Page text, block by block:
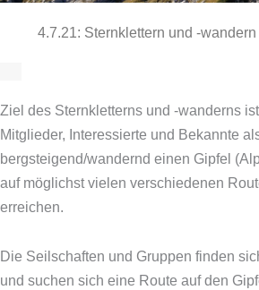
4.7.21: Sternklettern und -
Ziel des Sternkletterns und -wanderns
Mitglieder, Interessierte und Bekannte
bergsteigend/wandernd einen Gipfel
auf möglichst vielen verschiedenen
erreichen.
Die Seilschaften und Gruppen finden
und suchen sich eine Route auf den